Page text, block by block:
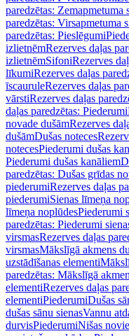
paredzētas: Zemapmetuma
paredzētas: Virsapmetuma
paredzētas: Pieslēgumi
izlietnēmRezerves daļas
izlietnēmSifoniRezerves
līkumiRezerves daļas
īscauruleRezerves daļas
vārstiRezerves daļas
daļas paredzētas: Piederumi
novade dušāmRezerves
dušāmDušas noteces
notecesPiederumi dušas
Piederumi dušas kanāliem
paredzētas: Dušas grīdas
piederumiRezerves daļas
piederumiSienas līmeņa
līmeņa noplūdesPiederumi
paredzētas: Piederumi
virsmasRezerves daļas
virsmasMākslīgā akmens
uzstādīšanas elementi
paredzētas: Mākslīgā
elementiRezerves daļas
elementiPiederumiDušas
dušas sānu sienasVannu
durvisPiederumiNišas